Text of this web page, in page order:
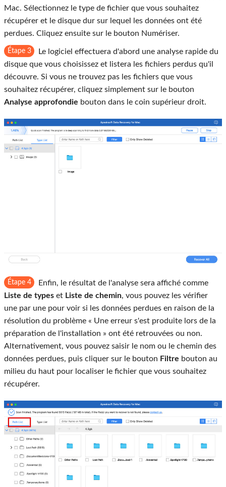
Mac. Sélectionnez le type de fichier que vous souhaitez
récupérer et le disque dur sur lequel les données ont été
perdues. Cliquez ensuite sur le bouton Numériser.
Étape 3
Le logiciel effectuera d'abord une analyse rapide du
disque que vous choisissez et listera les fichiers perdus qu'il
découvre. Si vous ne trouvez pas les fichiers que vous
souhaitez récupérer, cliquez simplement sur le bouton
Analyse approfondie bouton dans le coin supérieur droit.
Étape 4
Enfin, le résultat de l'analyse sera affiché comme
Liste de types et Liste de chemin, vous pouvez les vérifier
une par une pour voir si les données perdues en raison de la
résolution du problème « Une erreur s'est produite lors de la
préparation de l'installation » ont été retrouvées ou non.
Alternativement, vous pouvez saisir le nom ou le chemin des
données perdues, puis cliquer sur le bouton Filtre bouton au
milieu du haut pour localiser le fichier que vous souhaitez
récupérer.